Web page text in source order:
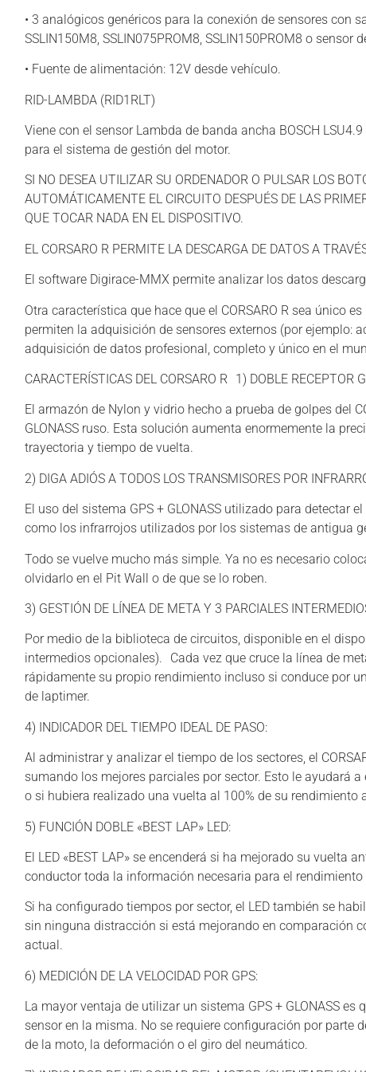
• 3 analógicos genéricos para la conexión de sensores con
SSLIN150M8, SSLIN075PROM8, SSLIN150PROM8 o
• Fuente de alimentación: 12V desde vehículo.
RID-LAMBDA (RID1RLT)
Viene con el sensor Lambda de banda ancha BOSCH
para el sistema de gestión del motor.
SI NO DESEA UTILIZAR SU ORDENADOR O PULSAR LOS
AUTOMÁTICAMENTE EL CIRCUITO DESPUÉS DE LAS
QUE TOCAR NADA EN EL DISPOSITIVO.
EL CORSARO R PERMITE LA DESCARGA DE DATOS A
El software Digirace-MMX permite analizar los datos
Otra característica que hace que el CORSARO R sea único
permiten la adquisición de sensores externos (por ejemplo:
adquisición de datos profesional, completo y único en el
CARACTERÍSTICAS DEL CORSARO R 1) DOBLE RECEPTOR
El armazón de Nylon y vidrio hecho a prueba de golpes del
GLONASS ruso. Esta solución aumenta enormemente la
trayectoria y tiempo de vuelta.
2) DIGA ADIÓS A TODOS LOS TRANSMISORES POR
El uso del sistema GPS + GLONASS utilizado para detectar
como los infrarrojos utilizados por los sistemas de antigua
Todo se vuelve mucho más simple. Ya no es necesario
olvidarlo en el Pit Wall o de que se lo roben.
3) GESTIÓN DE LÍNEA DE META Y 3 PARCIALES
Por medio de la biblioteca de circuitos, disponible en el
intermedios opcionales). Cada vez que cruce la línea de
rápidamente su propio rendimiento incluso si conduce por
de laptimer.
4) INDICADOR DEL TIEMPO IDEAL DE PASO:
Al administrar y analizar el tiempo de los sectores, el
sumando los mejores parciales por sector. Esto le ayudará
o si hubiera realizado una vuelta al 100% de su rendimiento
5) FUNCIÓN DOBLE «BEST LAP» LED:
El LED «BEST LAP» se encenderá si ha mejorado su
conductor toda la información necesaria para el
Si ha configurado tiempos por sector, el LED también se
sin ninguna distracción si está mejorando en comparación
actual.
6) MEDICIÓN DE LA VELOCIDAD POR GPS:
La mayor ventaja de utilizar un sistema GPS + GLONASS
sensor en la misma. No se requiere configuración por parte
de la moto, la deformación o el giro del neumático.